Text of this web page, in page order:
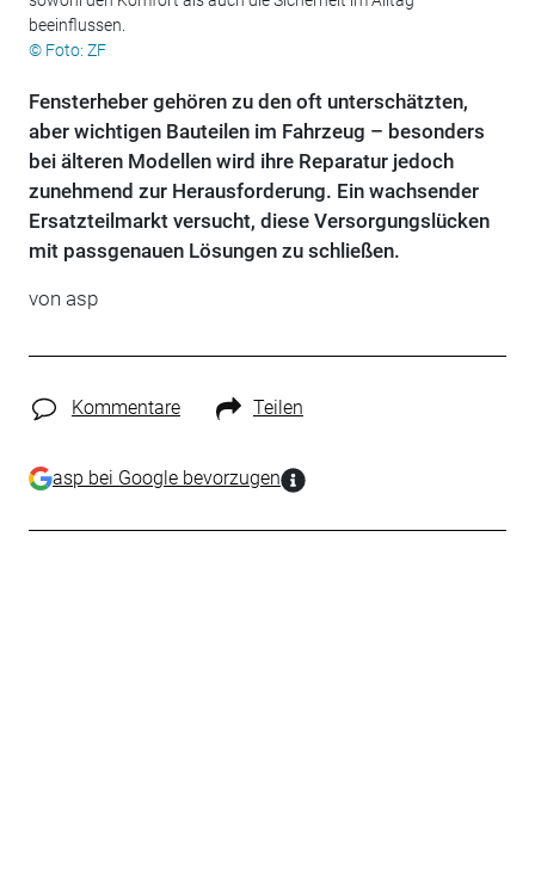
beeinflussen.
© Foto: ZF
Fensterheber gehören zu den oft unterschätzten,
aber wichtigen Bauteilen im Fahrzeug – besonders
bei älteren Modellen wird ihre Reparatur jedoch
zunehmend zur Herausforderung. Ein wachsender
Ersatzteilmarkt versucht, diese Versorgungslücken
mit passgenauen Lösungen zu schließen.
von asp
Kommentare Teilen
asp bei Google bevorzugen